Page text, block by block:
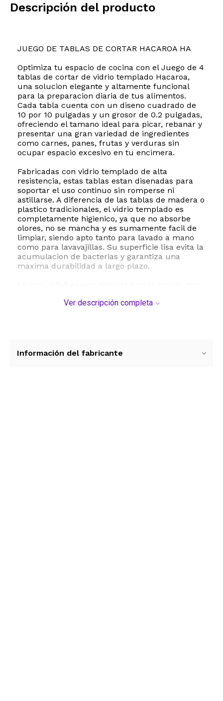
Descripción del producto
JUEGO DE TABLAS DE CORTAR HACAROA HA
Optimiza tu espacio de cocina con el Juego de 4
tablas de cortar de vidrio templado Hacaroa,
una solucion elegante y altamente funcional
para la preparacion diaria de tus alimentos.
Cada tabla cuenta con un diseno cuadrado de
10 por 10 pulgadas y un grosor de 0.2 pulgadas,
ofreciendo el tamano ideal para picar, rebanar y
presentar una gran variedad de ingredientes
como carnes, panes, frutas y verduras sin
ocupar espacio excesivo en tu encimera.
Fabricadas con vidrio templado de alta
resistencia, estas tablas estan disenadas para
soportar el uso continuo sin romperse ni
astillarse. A diferencia de las tablas de madera o
plastico tradicionales, el vidrio templado es
completamente higienico, ya que no absorbe
olores, no se mancha y es sumamente facil de
limpiar, siendo apto tanto para lavado a mano
como para lavavajillas. Su superficie lisa evita la
acumulacion de bacterias y garantiza una
maxima durabilidad a largo plazo.
patas de goma antideslizantes en la base. Estos
tabla de picar, su diseno transparente y
Ver descripción completa
Información del fabricante